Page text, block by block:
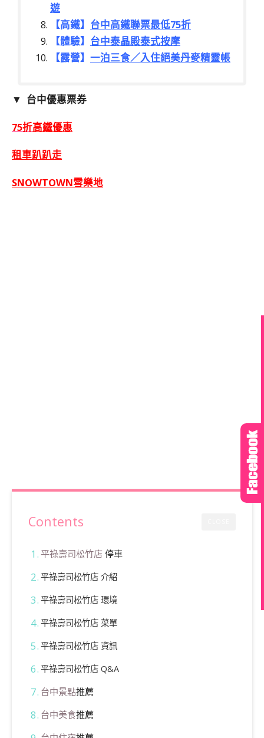
遊
【高鐵】 台中高鐵聯票最低75折
【體驗】 台中泰晶殿泰式按摩
【露營】 一泊三食／入住絕美丹麥精靈帳
▼ 台中優惠票券
75折高鐵優惠
租車趴趴走
SNOWTOWN雪樂地
Contents
平祿壽司松竹店停車
平祿壽司松竹店 介紹
平祿壽司松竹店 環境
平祿壽司松竹店 菜單
平祿壽司松竹店 資訊
平祿壽司松竹店 Q&A
台中景點推薦
台中美食推薦